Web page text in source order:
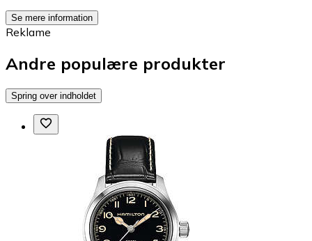
Se mere information
Reklame
Andre populære produkter
Spring over indholdet